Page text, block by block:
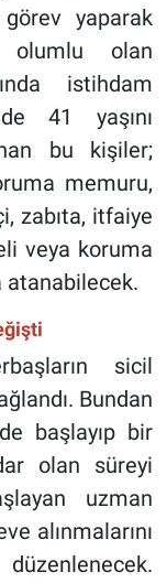
yaparak
olan
istihdam
41 yaşını
bu kişiler;
memuru,
zabıta, itfaiye
veya koruma
atanabilecek.
sicil
Bundan
başlayıp bir
olan süreyi
uzman
alınmalarını